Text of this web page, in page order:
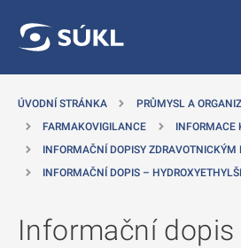
ÚVODNÍ STRÁNKA PRŮMYSL A
FARMAKOVIGILANCE
INFORMACE
INFORMAČNÍ DOPISY ZDRAVOTNICKÝM
INFORMAČNÍ DOPIS –
Informační dopis